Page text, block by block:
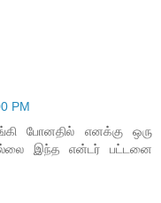
PM
போனதில் எனக்கு ஒரு
இந்த என்டர் பட்டனை